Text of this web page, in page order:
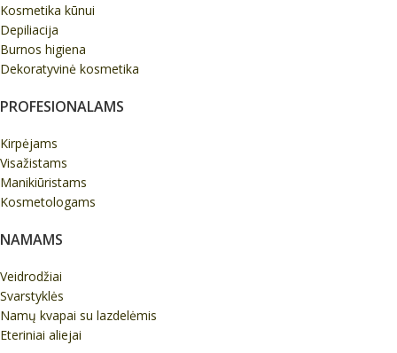
Kosmetika kūnui
Depiliacija
Burnos higiena
Dekoratyvinė kosmetika
PROFESIONALAMS
Kirpėjams
Visažistams
Manikiūristams
Kosmetologams
NAMAMS
Veidrodžiai
Svarstyklės
Namų kvapai su lazdelėmis
Eteriniai aliejai